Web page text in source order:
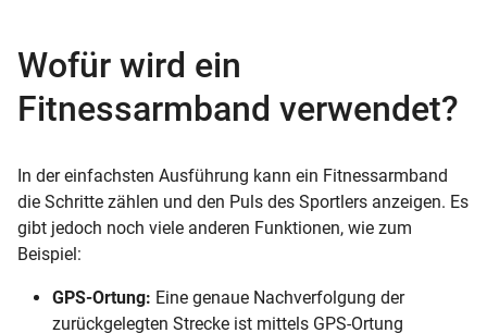
Wofür wird ein
Fitnessarmband verwendet?
In der einfachsten Ausführung kann ein Fitnessarmband
die Schritte zählen und den Puls des Sportlers anzeigen. Es
gibt jedoch noch viele anderen Funktionen, wie zum
Beispiel:
GPS-Ortung: Eine genaue Nachverfolgung der
zurückgelegten Strecke ist mittels GPS-Ortung